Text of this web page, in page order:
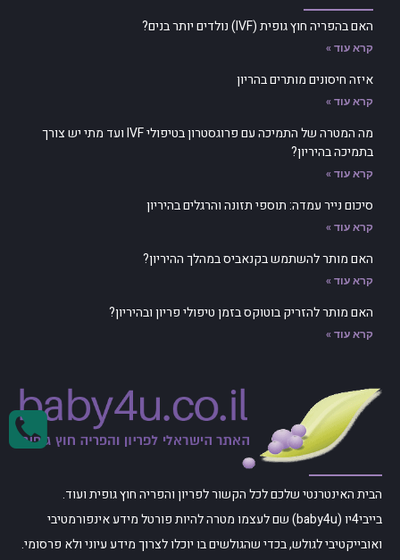
האם בהפריה חוץ גופית (IVF) נולדים יותר בנים?
קרא עוד »
איזה חיסונים מותרים בהריון
קרא עוד »
מה המטרה של התמיכה עם פרוגסטרון בטיפולי IVF ועד מתי יש צורך
בתמיכה בהיריון?
קרא עוד »
סיכום נייר עמדה: תוספי תזונה והרגלים בהיריון
קרא עוד »
האם מותר להשתמש בקנאביס במהלך ההיריון?
קרא עוד »
האם מותר להזריק בוטוקס בזמן טיפולי פריון ובהיריון?
קרא עוד »
הבית האינטרנטי שלכם לכל הקשור לפריון והפריה חוץ גופית ועוד.
בייבי4יו (baby4u) שם לעצמו מטרה להיות פורטל מידע אינפורמטיבי
ואובייקטיבי לגולש, בכדי שהגולשים בו יוכלו לצרוך מידע עיוני ולא פרסומי.